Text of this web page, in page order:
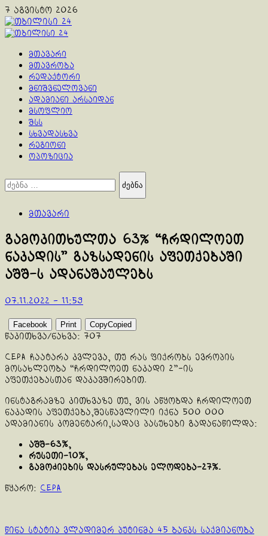
Skip
to
content
7 აგვისტო 2026
Primary
მთავარი
მთავრობა
რედაქტორი
მნიშვნელოვანი
ადამიანი არსაიდან
მსოფლიო
შსს
სხვადასხვა
რეგიონი
ოპოზიცია
ძებნა:
მთავარი
გამოკითხულთა 63% “ჩრდილოეთ
ნაკადის” გაზსადენის აფეთქებაში
აშშ-ს ადანაშაულებს
07.11.2022 - 11:59
Facebook Print CopyCopied
წაკითხვა/ნახვა: 707
CEPA ჩაატარა კვლევა, თუ რას ფიქრობს ევროპის
მოსახლეობა “ჩრდილოეთ ნაკადი 2”-ის
აფეთქებასთან დაკავშირებით.
ინსტაგრამზე კითხვაზე თუ, ვის აწყობდა ჩრდილოეთ
ნაკადის აფეთქება,შესწავლილი იქნა 500 000
ადამიანის კომენტარი,სადაც პასუხები გადანაწილდა:
აშშ-63%,
რუსეთი-10%,
გამოძიების დასრულებას ელოდება-27%.
წყარო: CEPA
წინა სტატია ვლადიმერ პუტინმა 45 ბანკს საქმიანობა